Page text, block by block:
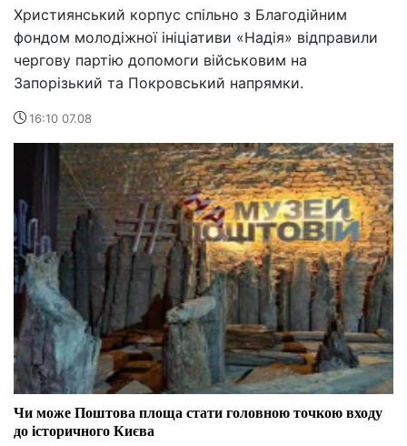
Християнський корпус спільно з Благодійним
фондом молодіжної ініціативи «Надія» відправили
чергову партію допомоги військовим на
Запорізький та Покровський напрямки.
16:10 07.08
Чи може Поштова площа стати головною точкою входу
до історичного Києва